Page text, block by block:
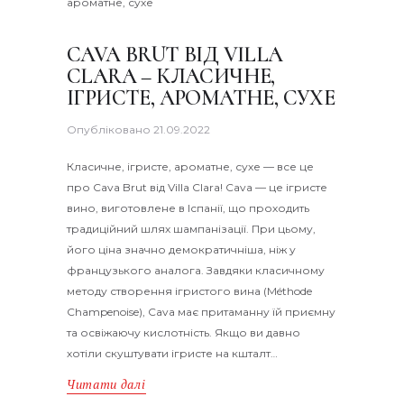
CAVA BRUT ВІД VILLA
CLARA – КЛАСИЧНЕ,
ІГРИСТЕ, АРОМАТНЕ, СУХЕ
Опубліковано 21.09.2022
Класичне, ігристе, ароматне, сухе — все це
про Cava Brut від Villa Clara! Cava — це ігристе
вино, виготовлене в Іспанії, що проходить
традиційний шлях шампанізації. При цьому,
його ціна значно демократичніша, ніж у
французького аналога. Завдяки класичному
методу створення ігристого вина (Méthode
Champenoise), Cava має притаманну їй приємну
та освіжаючу кислотність. Якщо ви давно
хотіли скуштувати ігристе на кшталт…
Читати далі